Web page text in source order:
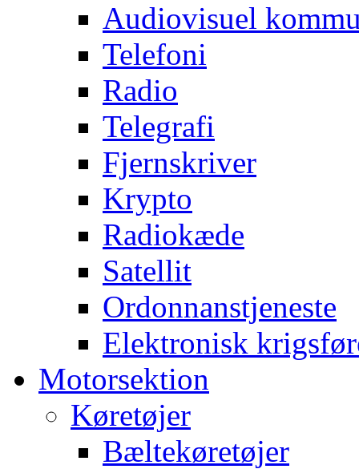
Audiovisuel
Telefoni
Radio
Telegrafi
Fjernskriver
Krypto
Radiokæde
Satellit
Ordonnanstjeneste
Elektronisk
Motorsektion
Køretøjer
Bæltekøretøjer